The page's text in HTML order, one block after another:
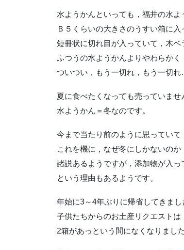
水ようかんといっても，福井の水
Ｂ５くらいの大きさのうすい箱に入
短冊状に切れ目が入っていて，木ベ
ふつうの水ようかんよりやわらかく
ついつい，もう一切れ，もう一切
夏に食べたくなっても売っていませ
水ようかん＝冬なのです。
今まで当たり前のように思っていて
これを機に，なぜ冬にしかないのか
諸説あるようですが，添加物が入
という理由もあるようです。
年始に3～4年ぶりに帰省してきまし
子供たちからのお土産リクエストは
2箱があっという間になくなりました